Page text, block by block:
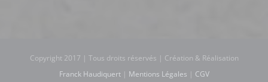
Copyright 2017 | Tous droits réservés | Création & Réalisation
Franck Haudiquert| Mentions Légales | CGV